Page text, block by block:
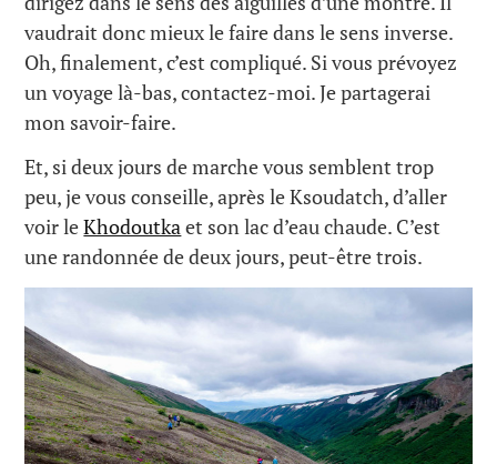
vaudrait donc mieux le faire dans le sens inverse.
Oh, finalement, c’est compliqué. Si vous prévoyez
un voyage là-bas, contactez-moi. Je partagerai
mon savoir-faire.
Et, si deux jours de marche vous semblent trop
peu, je vous conseille, après le Ksoudatch, d’aller
voir leKhodoutkaet son lac d’eau chaude. C’est
une randonnée de deux jours, peut-être trois.